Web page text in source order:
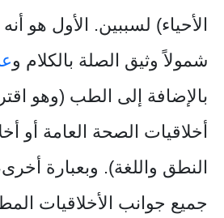
الأحياء) لسببين. الأول هو
شمولاً وثيق الصلة بالكلام و
بالإضافة إلى الطب (وهو
أخلاقيات الصحة العامة أو
النطق واللغة). وبعبارة
جميع جوانب الأخلاقيات